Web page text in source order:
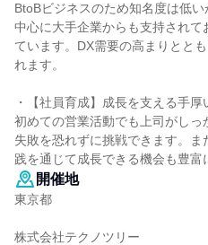
BtoBビジネスのため知名度は低
中心に大手企業からも支持され
ています。DX需要の高まりとと
れます。
・【社員育成】成長を支える手厚
初めての営業活動でも上司がしっ
失敗を恐れずに挑戦できます。
践を通じて成長できる機会も豊富
開催地
東京都
株式会社テクノツリー